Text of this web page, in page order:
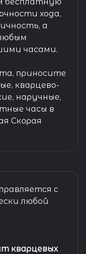
хода,
а
часами.
приносите
кварцево-
наручные,
часы в
Скорая
с
любой
кварцевых